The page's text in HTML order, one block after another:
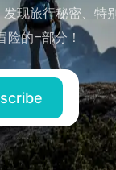
现旅行秘密、特
的–部分！